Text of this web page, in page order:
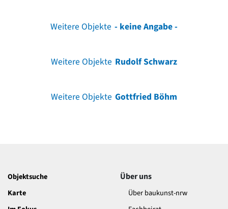
Weitere Objekte - keine Angabe -
Weitere Objekte Rudolf Schwarz
Weitere Objekte Gottfried Böhm
Objektsuche
Karte
Über uns
Über baukunst-nrw